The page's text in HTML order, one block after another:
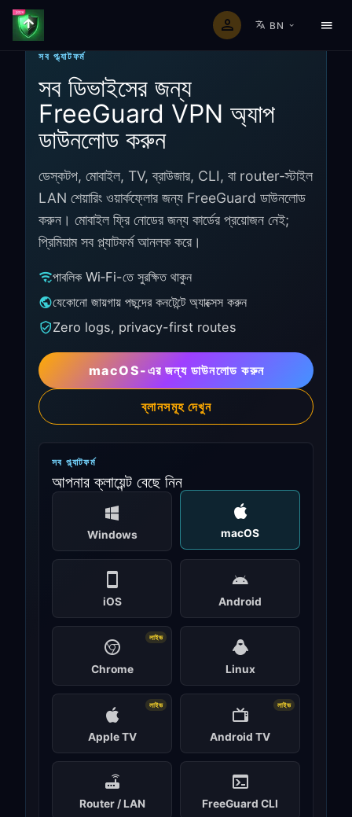
BN
সব প্ল্যাটফর্ম
সব ডিভাইসের জন্য
FreeGuard VPN অ্যাপ
ডাউনলোড করুন
ডেস্কটপ, মোবাইল, TV, ব্রাউজার, CLI, বা router-স্টাইল
LAN শেয়ারিং ওয়ার্কফ্লোর জন্য FreeGuard ডাউনলোড
করুন। মোবাইল ফ্রি নোডের জন্য কার্ডের প্রয়োজন নেই;
প্রিমিয়াম সব প্ল্যাটফর্ম আনলক করে।
পাবলিক Wi‑Fi-তে সুরক্ষিত থাকুন
যেকোনো জায়গায় পছন্দের কনটেন্টে অ্যাক্সেস করুন
Zero logs, privacy-first routes
macOS-এর জন্য ডাউনলোড করুন
ব্লানসমূহ দেখুন
সব প্ল্যাটফর্ম
আপনার ক্লায়েন্ট বেছে নিন
Windows macOS
iOS Android
Chrome
লাইভ
Linux
Apple TV
লাইভ
Android TV
লাইভ
Router / LAN FreeGuard CLI